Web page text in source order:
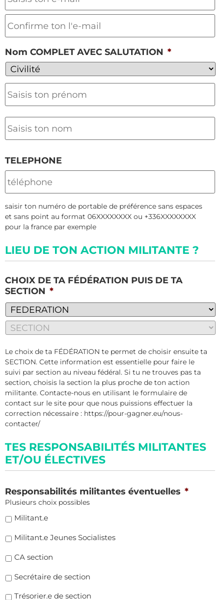
Nom COMPLET AVEC SALUTATION *
TELEPHONE
saisir ton numéro de portable de préférence sans espaces
et sans point au format 06XXXXXXXX ou +336XXXXXXXX
pour la france par exemple
LIEU DE TON ACTION MILITANTE ?
CHOIX DE TA FÉDÉRATION PUIS DE TA
SECTION *
Le choix de ta FÉDÉRATION te permet de choisir ensuite ta
SECTION. Cette information est essentielle pour faire le
suivi par section au niveau fédéral. Si tu ne trouves pas ta
section, choisis la section la plus proche de ton action
militante. Contacte-nous en utilisant le formulaire de
contact sur le site pour que nous puissions effectuer la
correction nécessaire : https://pour-gagner.eu/nous-
contacter/
TES RESPONSABILITÉS MILITANTES
ET/OU ÉLECTIVES
Responsabilités militantes éventuelles *
Plusieurs choix possibles
Militant.e
Militant.e Jeunes Socialistes
CA section
Secrétaire de section
Trésorier.e de section